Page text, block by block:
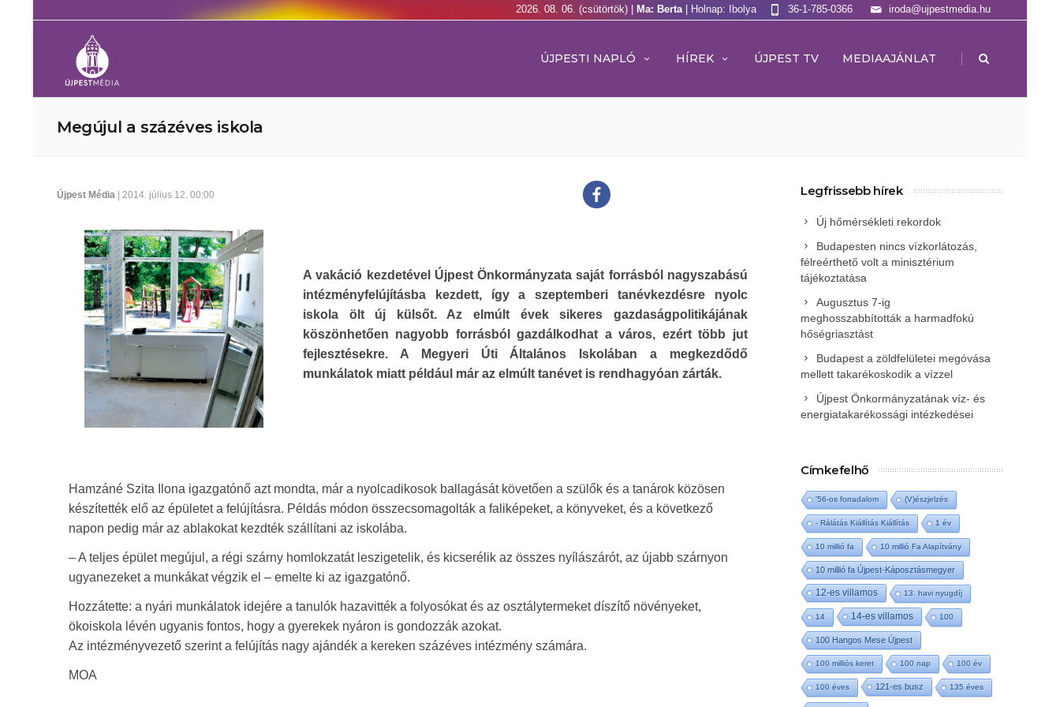
2026. 08. 06. (csütörtök) | Ma: Berta | Holnap: Ibolya iroda@ujpestmedia.hu
36-1-785-0366
ÚJPESTI NAPLÓ HÍREK ÚJPEST TV MEDIAAJÁNLAT |
Megújul a százéves iskola
Újpest Média | 2014. július 12. 00:00
A vakáció kezdetével Újpest Önkormányzata saját forrásból nagyszabású
intézményfelújításba kezdett, így a szeptemberi tanévkezdésre nyolc
iskola ölt új külsőt. Az elmúlt évek sikeres gazdaságpolitikájának
köszönhetően nagyobb forrásból gazdálkodhat a város, ezért több jut
fejlesztésekre. A Megyeri Úti Általános Iskolában a megkezdődő
munkálatok miatt például már az elmúlt tanévet is rendhagyóan zárták.
Hamzáné Szita Ilona igazgatónő azt mondta, már a nyolcadikosok ballagását követően a szülők és a tanárok közösen
készítették elő az épületet a felújításra. Példás módon összecsomagolták a faliképeket, a könyveket, és a következő
napon pedig már az ablakokat kezdték szállítani az iskolába.
– A teljes épület megújul, a régi szárny homlokzatát leszigetelik, és kicserélik az összes nyílászárót, az újabb szárnyon
ugyanezeket a munkákat végzik el – emelte ki az igazgatónő.
Hozzátette: a nyári munkálatok idejére a tanulók hazavitték a folyosókat és az osztálytermeket díszítő növényeket,
ökoiskola lévén ugyanis fontos, hogy a gyerekek nyáron is gondozzák azokat.
Az intézményvezető szerint a felújítás nagy ajándék a kereken százéves intézmény számára.
MOA
Legfrissebb hírek
Új hőmérsékleti rekordok
Budapesten nincs vízkorlátozás,
félreérthető volt a minisztérium
tájékoztatása
Augusztus 7-ig
meghosszabbították a harmadfokú
hőségriasztást
Budapest a zöldfelületei megóvása
mellett takarékoskodik a vízzel
Újpest Önkormányzatának víz- és
energiatakarékossági intézkedései
Címkefelhő
'56-os forradalom (V)észjelzés
- Rálátás Kiállítás Kiállítás 1 év
10 millió fa 10 millió Fa Alapítvány
10 millió fa Újpest-Káposztásmegyer
12-es villamos 13. havi nyugdíj
14 14-es villamos 100
100 Hangos Mese Újpest
100 milliós keret 100 nap 100 év
100 éves 121-es busz 135 éves